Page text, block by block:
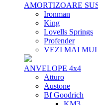
AMORTIZOARE
Ironman
King
Lovells Springs
Profender
VEZI MAI
ANVELOPE 4x4
Atturo
Austone
Bf Goodrich